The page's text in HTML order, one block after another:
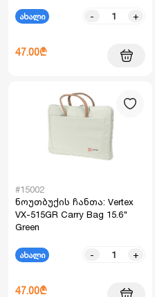
ახალი - +
47.00₾
#15002
ნოუთბუქის ჩანთა: Vertex
VX-515GR Carry Bag 15.6"
Green
ახალი - +
47.00₾